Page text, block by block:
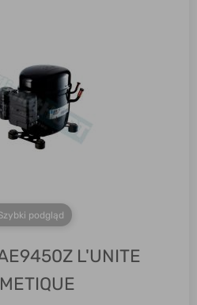
podgląd
L'UNITE